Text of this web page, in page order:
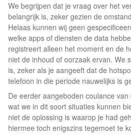
We begrijpen dat je vraag over het
belangrijk is, zeker gezien de
Helaas kunnen wij geen
welke apps of diensten de data
registreert alleen het moment en de
niet de inhoud of oorzaak ervan. We
is, zeker als je aangeeft dat de
telefoon in die periode nauwelijks is
De eerder aangeboden coulance
wat we in dit soort situaties kunnen
niet de oplossing is waarop je had
hiermee toch enigszins tegemoet te